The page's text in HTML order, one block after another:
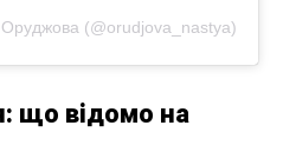
(@orudjova_nastya)
що відомо на